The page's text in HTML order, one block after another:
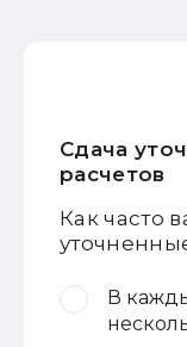
Сдача
расчетов
Как часто
В